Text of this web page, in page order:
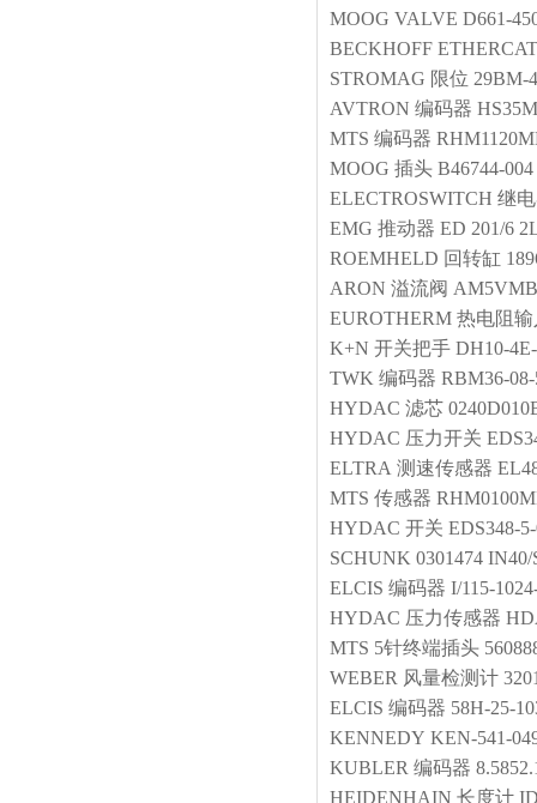
MOOG VALVE D661-
BECKHOFF
STROMAG 限位 29BM-
AVTRON 编码器
MTS 编码器
MOOG 插头 B46744-004
ELECTROSWITCH 继
EMG 推动器 ED 201/6
ROEMHELD 回转缸
ARON 溢流阀
EUROTHERM 热电阻
K+N 开关把手 DH10-
TWK 编码器 RBM36-
HYDAC 滤芯
HYDAC 压力开关
ELTRA 测速传感器
MTS 传感器
HYDAC 开关 EDS348-
SCHUNK 0301474 IN40/
ELCIS 编码器 I/115-
HYDAC 压力传感器
MTS 5针终端插头
WEBER 风量检测计
ELCIS 编码器 58H-25-
KENNEDY KEN-541-
KUBLER 编码器
HEIDENHAIN 长度计